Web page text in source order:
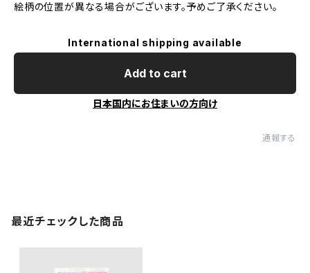
絵柄の位置が異なる場合がございます。予めご了承ください。
International shipping available
Add to cart
日本国内にお住まいの方向け
通報する
最近チェックした商品